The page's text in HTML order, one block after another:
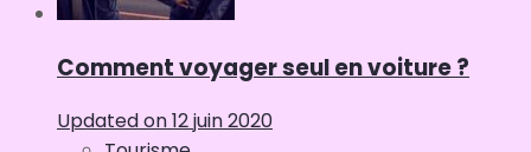
Comment voyager seul en voiture ?
Updated on12 juin 2020